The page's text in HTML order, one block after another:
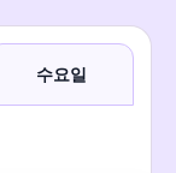
수요일